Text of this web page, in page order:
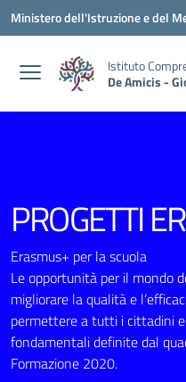
Vai ai contenuti
Vai al menu di navigazione
Vai al footer
Ministero dell'Istruzione e del
Istituto
De Amicis -
PROGETTI
Erasmus+ per la scuola
Le opportunità per il mondo
migliorare la qualità e
permettere a tutti i cittadini
fondamentali definite dal
Formazione 2020.